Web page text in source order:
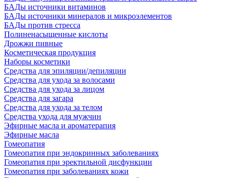
БАДы источники витаминов
БАДы источники минералов и микроэлементов
БАДы против стресса
Полиненасыщенные кислоты
Дрожжи пивные
Косметическая продукция
Наборы косметики
Средства для эпиляции/депиляции
Средства для ухода за волосами
Средства для ухода за лицом
Средства для загара
Средства для ухода за телом
Средства ухода для мужчин
Эфирные масла и ароматерапия
Эфирные масла
Гомеопатия
Гомеопатия при эндокринных заболеваниях
Гомеопатия при эректильной дисфункции
Гомеопатия при заболеваниях кожи